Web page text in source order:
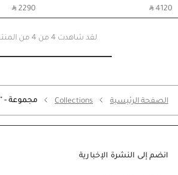
‎ ⃁ 4120 ‎
‎ ⃁ 2290 ‎
لقد شاهدت 4 من 4 من المنتجات
الصفحة الرئيسية Collections مجموعة - "Les Rayures"
انضم إلى النشرة الإخبارية